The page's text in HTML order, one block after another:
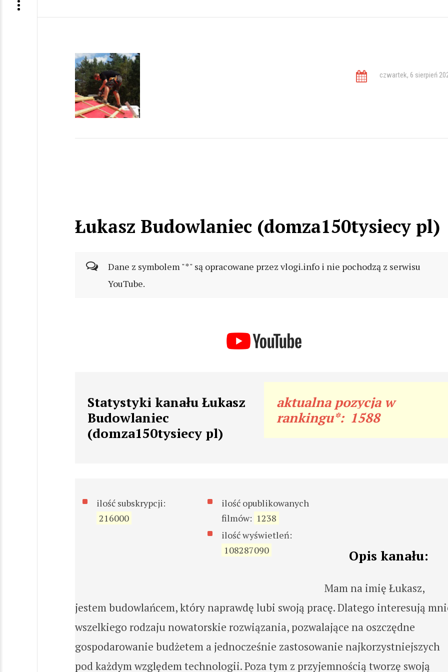
czwartek, 6 sierpień
Łukasz Budowlaniec (domza150tysiecy pl)
Dane z symbolem "*" są opracowane przez vlogi.info i nie pochodzą z serwisu
YouTube.
Statystyki kanału Łukasz
Budowlaniec
(domza150tysiecy pl)
aktualna pozycja w
rankingu*: 1588
ilość subskrypcji:
216000
ilość opublikowanych
filmów: 1238
ilość wyświetleń:
108287090
Opis kanału:
Mam na imię Łukasz,
jestem budowlańcem, który naprawdę lubi swoją pracę. Dlatego interesują
wszelkiego rodzaju nowatorskie rozwiązania, pozwalające na oszczędne
gospodarowanie budżetem a jednocześnie zastosowanie najkorzystniejszych
pod każdym względem technologii. Poza tym z przyjemnością tworzę swoją